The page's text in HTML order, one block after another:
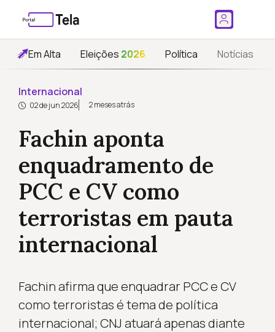
Em Alta Eleições 2026 Política Notícias
Internacional
02 de jun 2026 2 meses atrás
Fachin aponta
enquadramento de
PCC e CV como
terroristas em pauta
internacional
Fachin afirma que enquadrar PCC e CV
como terroristas é tema de política
internacional; CNJ atuará apenas diante